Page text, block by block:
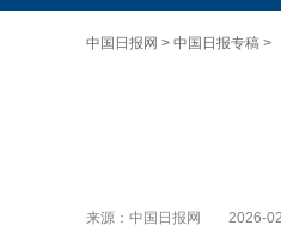
中国日报网 > 中国日报专稿 >
来源：中国日报网 2026-